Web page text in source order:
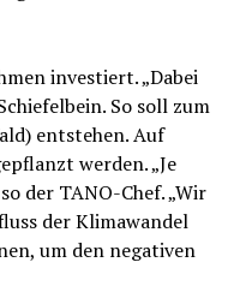
investiert. „Dabei
So soll zum
entstehen. Auf
werden. „Je
der TANO-Chef. „Wir
der Klimawandel
um den negativen